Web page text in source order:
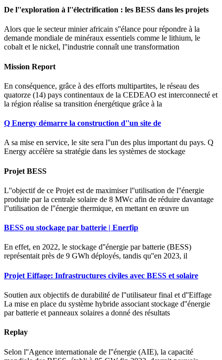
De l''exploration à l''électrification : les BESS dans les projets
Alors que le secteur minier africain s''élance pour répondre à la
demande mondiale de minéraux essentiels comme le lithium, le
cobalt et le nickel, l''industrie connaît une transformation
Mission Report
En conséquence, grâce à des efforts multipartites, le réseau des
quatorze (14) pays continentaux de la CEDEAO est interconnecté et
la région réalise sa transition énergétique grâce à la
Q Energy démarre la construction d''un site de
A sa mise en service, le site sera l''un des plus important du pays. Q
Energy accélère sa stratégie dans les systèmes de stockage
Projet BESS
L''objectif de ce Projet est de maximiser l''utilisation de l''énergie
produite par la centrale solaire de 8 MWc afin de réduire davantage
l''utilisation de l''énergie thermique, en mettant en œuvre un
BESS ou stockage par batterie | Enerfip
En effet, en 2022, le stockage d''énergie par batterie (BESS)
représentait près de 9 GWh déployés, tandis qu''en 2023, il
Projet Eiffage: Infrastructures civiles avec BESS et solaire
Soutien aux objectifs de durabilité de l''utilisateur final et d''Eiffage
La mise en place du système hybride associant stockage d''énergie
par batterie et panneaux solaires a donné des résultats
Replay
Selon l''Agence internationale de l''énergie (AIE), la capacité